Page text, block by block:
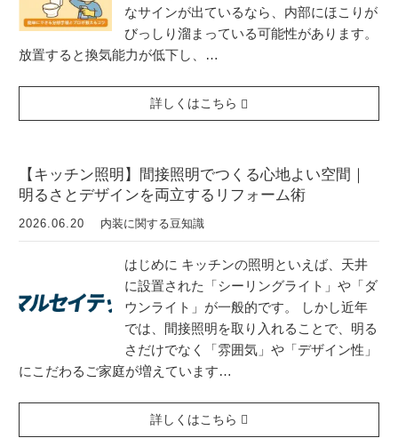
なサインが出ているなら、内部にほこりが
びっしり溜まっている可能性があります。
放置すると換気能力が低下し、…
詳しくはこちら
【キッチン照明】間接照明でつくる心地よい空間｜
明るさとデザインを両立するリフォーム術
2026.06.20 内装に関する豆知識
はじめに キッチンの照明といえば、天井
に設置された「シーリングライト」や「ダ
ウンライト」が一般的です。 しかし近年
では、間接照明を取り入れることで、明る
さだけでなく「雰囲気」や「デザイン性」
にこだわるご家庭が増えています…
詳しくはこちら